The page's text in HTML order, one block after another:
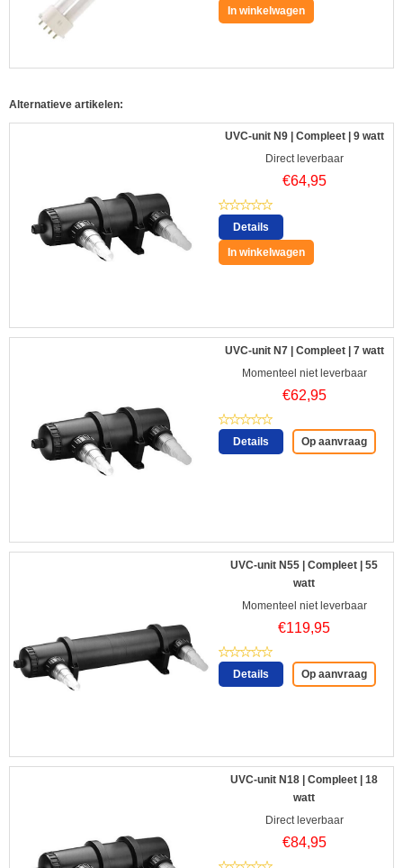
In winkelwagen
Alternatieve artikelen:
UVC-unit N9 | Compleet | 9 watt
Direct leverbaar
€64,95
Details
In winkelwagen
UVC-unit N7 | Compleet | 7 watt
Momenteel niet leverbaar
€62,95
Details Op aanvraag
UVC-unit N55 | Compleet | 55
watt
Momenteel niet leverbaar
€119,95
Details Op aanvraag
UVC-unit N18 | Compleet | 18
watt
Direct leverbaar
€84,95